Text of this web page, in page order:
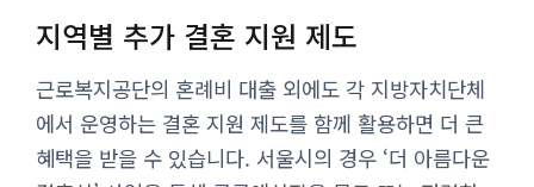
지역별 추가 결혼 지원 제도
근로복지공단의 혼례비 대출 외에도 각 지방자치단체
에서 운영하는 결혼 지원 제도를 함께 활용하면 더 큰
혜택을 받을 수 있습니다. 서울시의 경우 ‘더 아름다운